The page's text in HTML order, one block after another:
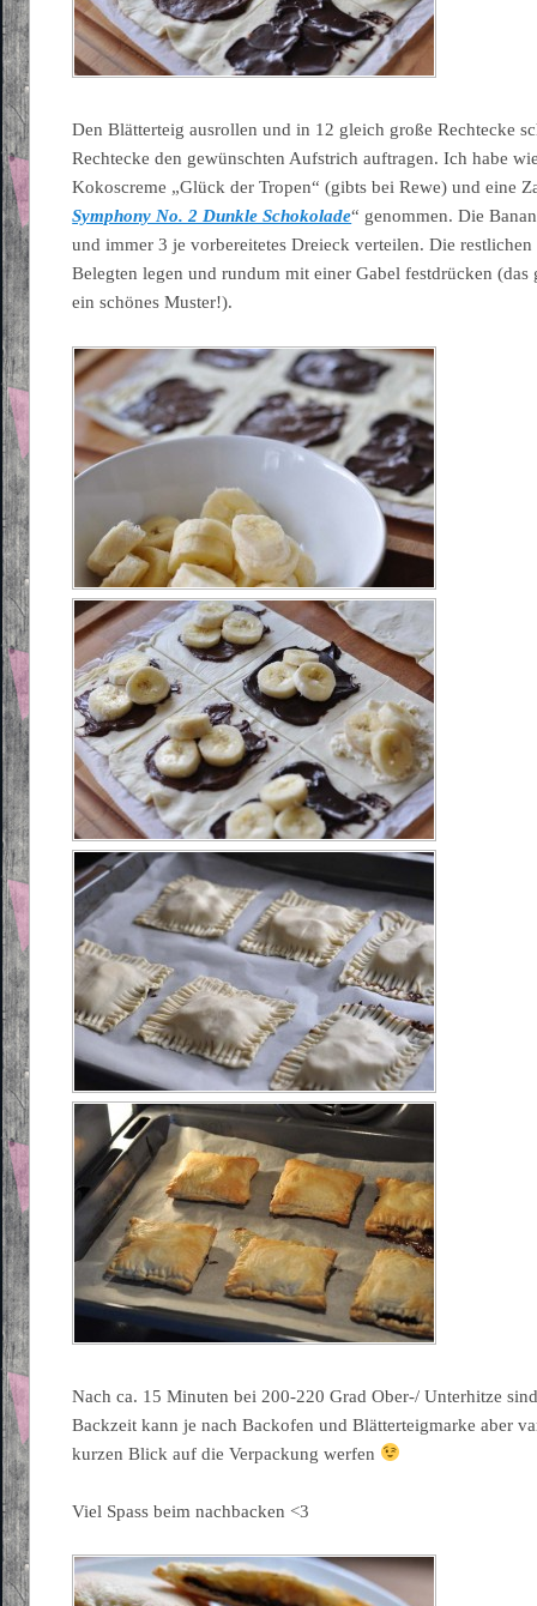
Den Blätterteig ausrollen und in 12 gleich große Rechtecke
Rechtecke den gewünschten Aufstrich auftragen. Ich habe
Kokoscreme „Glück der Tropen“ (gibts bei Rewe) und eine
Symphony No. 2 Dunkle Schokolade“ genommen. Die
und immer 3 je vorbereitetes Dreieck verteilen. Die restlichen
Belegten legen und rundum mit einer Gabel festdrücken
ein schönes Muster!).
Nach ca. 15 Minuten bei 200-220 Grad Ober-/ Unterhitze
Backzeit kann je nach Backofen und Blätterteigmarke aber
kurzen Blick auf die Verpackung werfen
Viel Spass beim nachbacken <3